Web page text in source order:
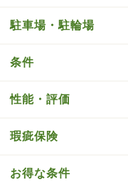
駐車場・駐輪場
条件
性能・評価
瑕疵保険
お得な条件